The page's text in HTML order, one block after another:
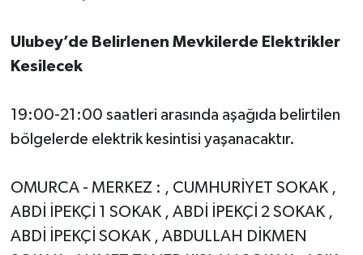
Ulubey’de Belirlenen Mevkilerde Elektrikler
Kesilecek
19:00-21:00 saatleri arasında aşağıda belirtilen
bölgelerde elektrik kesintisi yaşanacaktır.
OMURCA - MERKEZ : , CUMHURİYET SOKAK ,
ABDİ İPEKÇİ 1 SOKAK , ABDİ İPEKÇİ 2 SOKAK ,
ABDİ İPEKÇİ SOKAK , ABDULLAH DİKMEN